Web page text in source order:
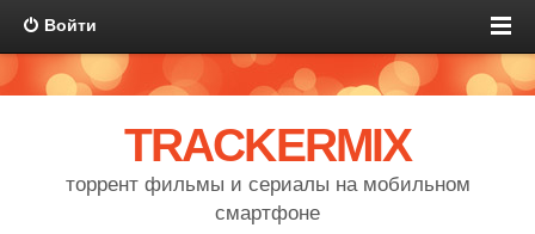
Войти
TRACKERMIX
торрент фильмы и сериалы на мобильном
смартфоне